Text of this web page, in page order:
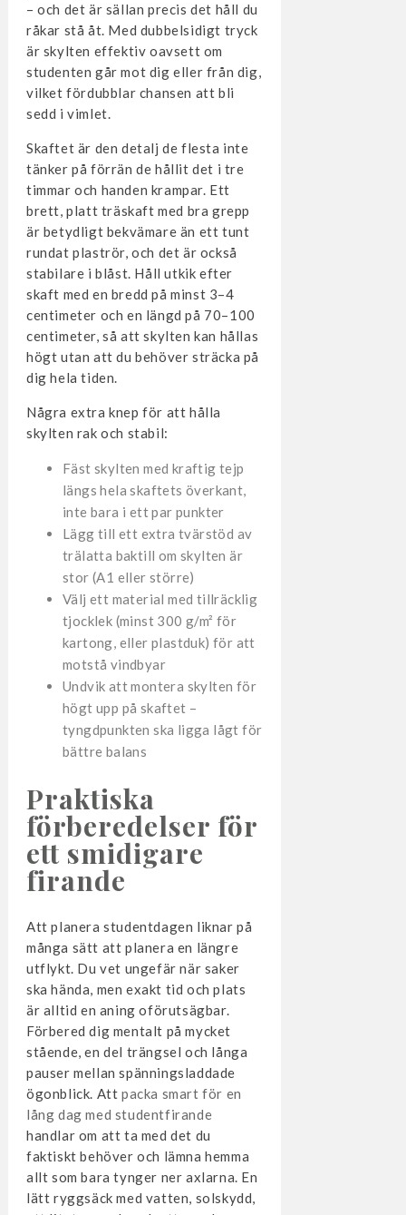
– och det är sällan precis det håll du
råkar stå åt. Med dubbelsidigt tryck
är skylten effektiv oavsett om
studenten går mot dig eller från dig,
vilket fördubblar chansen att bli
sedd i vimlet.
Skaftet är den detalj de flesta inte
tänker på förrän de hållit det i tre
timmar och handen krampar. Ett
brett, platt träskaft med bra grepp
är betydligt bekvämare än ett tunt
rundat plaströr, och det är också
stabilare i blåst. Håll utkik efter
skaft med en bredd på minst 3–4
centimeter och en längd på 70–100
centimeter, så att skylten kan hållas
högt utan att du behöver sträcka på
dig hela tiden.
Några extra knep för att hålla
skylten rak och stabil:
Fäst skylten med kraftig tejp
längs hela skaftets överkant,
inte bara i ett par punkter
Lägg till ett extra tvärstöd av
trälatta baktill om skylten är
stor (A1 eller större)
Välj ett material med tillräcklig
tjocklek (minst 300 g/m² för
kartong, eller plastduk) för att
motstå vindbyar
Undvik att montera skylten för
högt upp på skaftet –
tyngdpunkten ska ligga lågt för
bättre balans
Praktiska
förberedelser för
ett smidigare
firande
Att planera studentdagen liknar på
många sätt att planera en längre
utflykt. Du vet ungefär när saker
ska hända, men exakt tid och plats
är alltid en aning oförutsägbar.
Förbered dig mentalt på mycket
stående, en del trängsel och långa
pauser mellan spänningsladdade
ögonblick. Att packa smart för en
lång dag med studentfirande
handlar om att ta med det du
faktiskt behöver och lämna hemma
allt som bara tynger ner axlarna. En
lätt ryggsäck med vatten, solskydd,